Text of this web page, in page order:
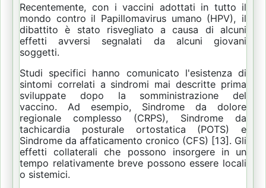
Recentemente, con i vaccini adottati in tutto il
mondo contro il Papillomavirus umano (HPV), il
dibattito è stato risvegliato a causa di alcuni
effetti avversi segnalati da alcuni giovani
soggetti.
Studi specifici hanno comunicato l'esistenza di
sintomi correlati a sindromi mai descritte prima
sviluppate dopo la somministrazione del
vaccino. Ad esempio, Sindrome da dolore
regionale complesso (CRPS), Sindrome da
tachicardia posturale ortostatica (POTS) e
Sindrome da affaticamento cronico (CFS) [13]. Gli
effetti collaterali che possono insorgere in un
tempo relativamente breve possono essere locali
o sistemici.